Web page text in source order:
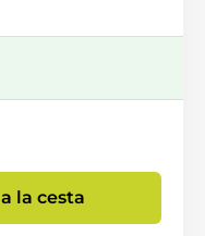
a la cesta